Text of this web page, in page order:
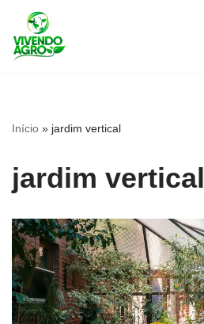
Pular
para
Início » jardim vertical
jardim vertical